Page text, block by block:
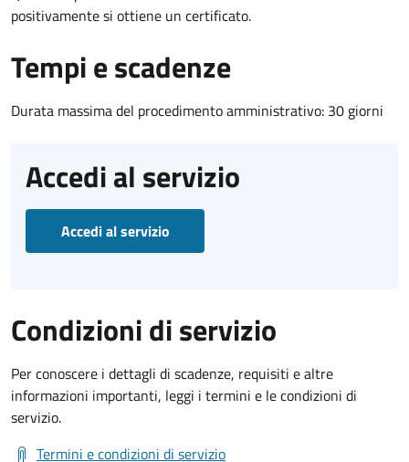
positivamente si ottiene un certificato.
Tempi e scadenze
Durata massima del procedimento amministrativo: 30 giorni
Accedi al servizio
Accedi al servizio
Condizioni di servizio
Per conoscere i dettagli di scadenze, requisiti e altre
informazioni importanti, leggi i termini e le condizioni di
servizio.
Termini e condizioni di servizio